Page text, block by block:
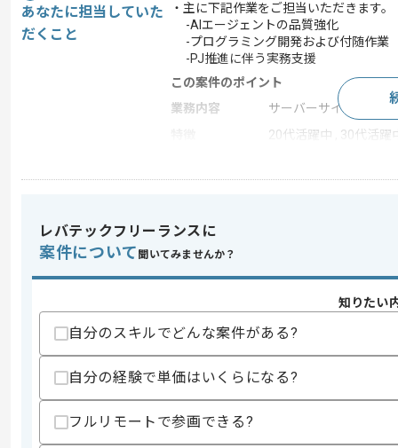
あなたに担当していた
だくこと
・主に下記作業をご担当いただきます。
-AIエージェントの品質強化
-プログラミング開発および付随作業
-PJ推進に伴う実務支援
この案件のポイント
業務内容
サーバーサイド開発 ,
20代活躍中 , 30代活躍
スキル
・AIを用いた開発経験(2年以上)
スキルに不安がある方へ
上記に似た経験やスキルをお持ちであれば
その他募集要項
商談回数
2回
募集人数
1人
作業開始日
レバテックフリーランスに
案件について 聞いてみませんか？
知りたい
自分のスキルでどんな案件がある?
自分の経験で単価はいくらになる?
フルリモートで参画できる?